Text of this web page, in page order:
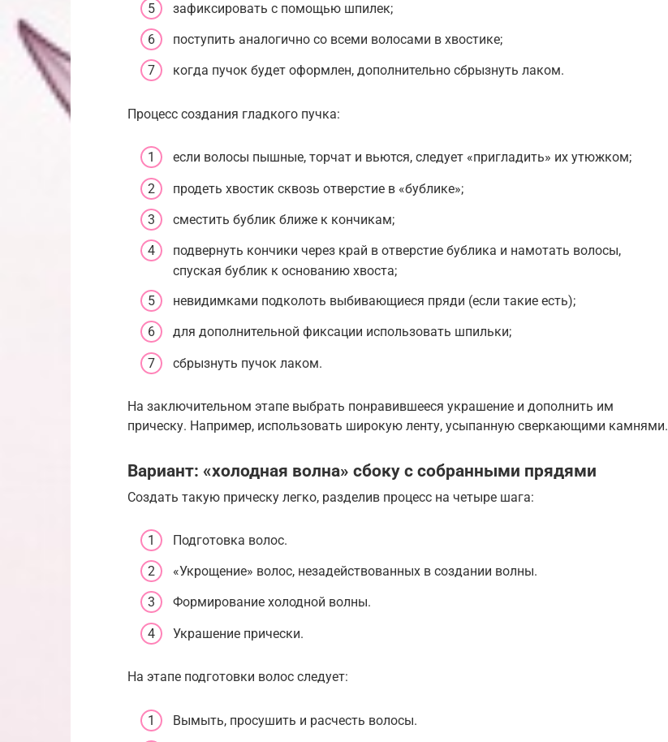
зафиксировать с помощью шпилек;
поступить аналогично со всеми волосами в хвостике;
когда пучок будет оформлен, дополнительно сбрызнуть лаком.
Процесс создания гладкого пучка:
если волосы пышные, торчат и вьются, следует «пригладить» их утюжком;
продеть хвостик сквозь отверстие в «бублике»;
сместить бублик ближе к кончикам;
подвернуть кончики через край в отверстие бублика и намотать волосы,
спуская бублик к основанию хвоста;
невидимками подколоть выбивающиеся пряди (если такие есть);
для дополнительной фиксации использовать шпильки;
сбрызнуть пучок лаком.
На заключительном этапе выбрать понравившееся украшение и дополнить им
прическу. Например, использовать широкую ленту, усыпанную сверкающими камнями.
Вариант: «холодная волна» сбоку с собранными прядями
Создать такую прическу легко, разделив процесс на четыре шага:
Подготовка волос.
«Укрощение» волос, незадействованных в создании волны.
Формирование холодной волны.
Украшение прически.
На этапе подготовки волос следует:
Вымыть, просушить и расчесть волосы.